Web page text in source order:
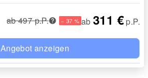
ab 497 p.P. − 37 % ab 311 € p.P.
Angebot anzeigen